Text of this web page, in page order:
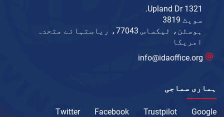
1321 Upland Dr.
سویٹ 3819
ہوسٹن، ٹیکساس 77043، ریاستہائے متحدہ
امریکا
info@idaoffice.org
ہماری سماجی
Google
Trustpilot
Facebook
Twitter